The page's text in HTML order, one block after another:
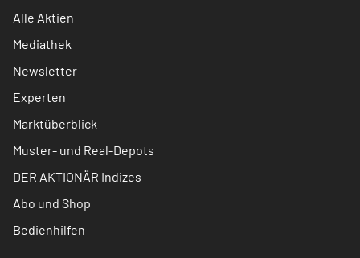
Alle Aktien
Mediathek
Newsletter
Experten
Marktüberblick
Muster- und Real-Depots
DER AKTIONÄR Indizes
Abo und Shop
Bedienhilfen